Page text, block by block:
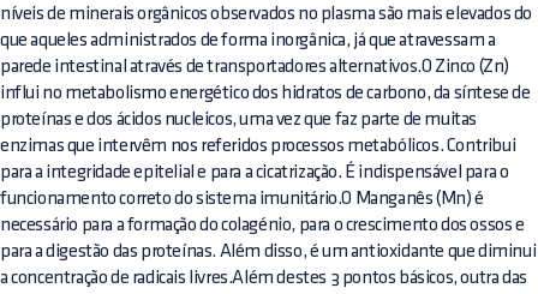
níveis de minerais orgânicos observados no plasma são mais elevados do
que aqueles administrados de forma inorgânica, já que atravessam a
parede intestinal através de transportadores alternativos.O Zinco (Zn)
influi no metabolismo energético dos hidratos de carbono, da síntese de
proteínas e dos ácidos nucleicos, uma vez que faz parte de muitas
enzimas que intervêm nos referidos processos metabólicos. Contribui
para a integridade epitelial e para a cicatrização. É indispensável para o
funcionamento correto do sistema imunitário.O Manganês (Mn) é
necessário para a formação do colagénio, para o crescimento dos ossos e
para a digestão das proteínas. Além disso, é um antioxidante que diminui
a concentração de radicais livres.Além destes 3 pontos básicos, outra das